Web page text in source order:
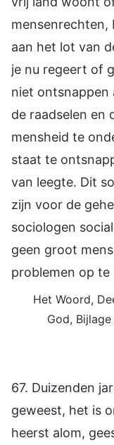
mensenrechten,
aan het lot van
je nu regeert of
niet ontsnappen
de raadselen en
mensheid te
staat te
van leegte. Dit
zijn voor de
sociologen
geen groot
problemen op te
Het Woord,
God,
67. Duizenden
geweest, het is
heerst alom,